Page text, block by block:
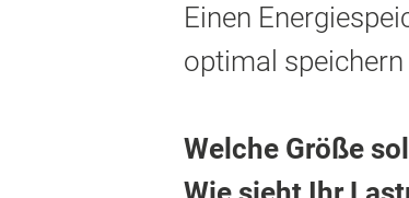
Einen
optimal
Welche Größe